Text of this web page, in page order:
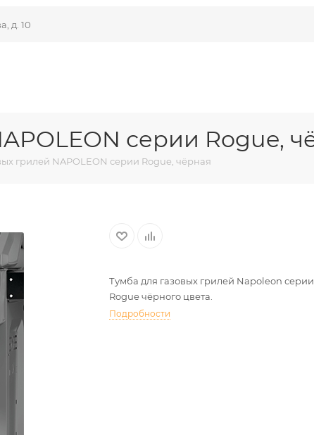
д. 10
серии Rogue,
грилей NAPOLEON серии Rogue, чёрная
Тумба для газовых грилей Napoleon серии
Rogue чёрного цвета.
Подробности